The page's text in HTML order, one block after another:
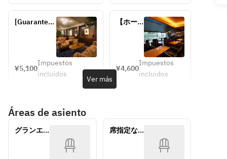
person will
be applied.
ト(※2日
前まで
！」
「Happy
「Congr
つもあ
りがと
[Guaranteed
Afternoon
Tea
¥5,100
Impuestos
incluidos
【ホー
GROTTO
アフタ
¥4,600
Impuestos
incluidos
Ver más
Áreas de asiento
グランエ
席指定な